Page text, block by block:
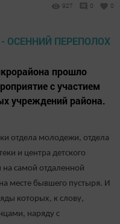
927 0 0
прошло
с участием
учреждений района.
отдела молодежи, отдела
и центра детского
самой отдаленной
месте бывшего пустыря. И
которых, к слову,
наряду с